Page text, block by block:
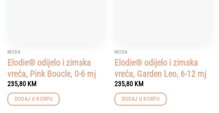
MODA
Elodie® odijelo i zimska
vreća, Pink Boucle, 0-6 mj
235,80 KM
DODAJ U KORPU
MODA
Elodie® odijelo i zimska
vreća, Garden Leo, 6-12 mj
235,80 KM
DODAJ U KORPU